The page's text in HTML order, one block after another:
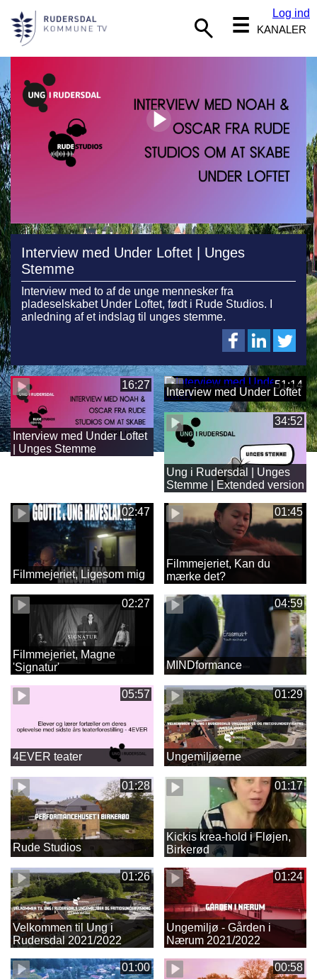
Log ind
☰ KANALER
Interview med Under Loftet | Unges
Stemme
Interview med to af de unge mennesker fra
pladeselskabet Under Loftet, født i Rude Studios. I
anledning af et indslag til unges stemme.
16:27
Interview med Under Loftet
| Unges Stemme
51:14
Interview med Under Loftet
34:52
Ung i Rudersdal | Unges
Stemme | Extended version
02:47
Filmmejeriet, Ligesom mig
01:45
Filmmejeriet, Kan du
mærke det?
02:27
Filmmejeriet, Magne
'Signatur'
04:59
MINDformance
05:57
4EVER teater
01:29
Ungemiljøerne
01:28
Rude Studios
01:17
Kickis krea-hold i Fløjen,
Birkerød
01:26
Velkommen til Ung i
Rudersdal 2021/2022
01:24
Ungemiljø - Gården i
Nærum 2021/2022
01:00 00:58